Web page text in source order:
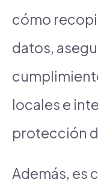
cómo
datos,
locales e
protección
Además, es